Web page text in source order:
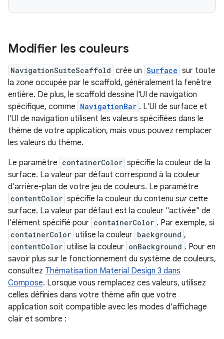
Modifier les couleurs
NavigationSuiteScaffold crée un Surface sur toute
la zone occupée par le scaffold, généralement la fenêtre
entière. De plus, le scaffold dessine l'UI de navigation
spécifique, comme NavigationBar . L'UI de surface et
l'UI de navigation utilisent les valeurs spécifiées dans le
thème de votre application, mais vous pouvez remplacer
les valeurs du thème.
Le paramètre containerColor spécifie la couleur de la
surface. La valeur par défaut correspond à la couleur
d'arrière-plan de votre jeu de couleurs. Le paramètre
contentColor spécifie la couleur du contenu surcette
surface. La valeur par défaut est la couleur "activée" de
l'élément spécifié pour containerColor . Par exemple, si
containerColor utilise la couleur background ,
contentColor utilise la couleur onBackground . Pour en
savoir plus sur le fonctionnement du système de couleurs,
consultez Thématisation Material Design 3 dans
Compose. Lorsque vous remplacez ces valeurs, utilisez
celles définies dans votre thème afin que votre
application soit compatible avec les modes d'affichage
clair et sombre :